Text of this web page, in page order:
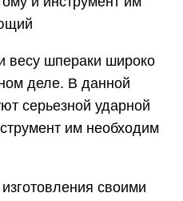
весу шпераки широко
деле. В данной
серьезной ударной
им необходим
своими